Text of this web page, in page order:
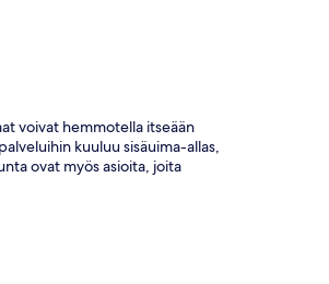
voivat hemmotella itseään
kuuluu sisäuima-allas,
ovat myös asioita, joita